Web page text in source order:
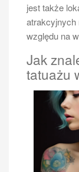
jest także
względu na
Jak
tatuażu